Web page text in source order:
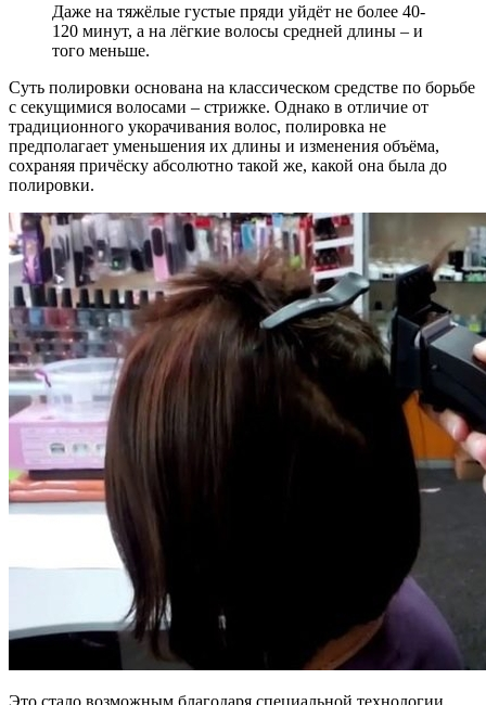
Даже на тяжёлые густые пряди уйдёт не более 40-
120 минут, а на лёгкие волосы средней длины – и
того меньше.
Суть полировки основана на классическом средстве по борьбе
с секущимися волосами – стрижке. Однако в отличие от
традиционного укорачивания волос, полировка не
предполагает уменьшения их длины и изменения объёма,
сохраняя причёску абсолютно такой же, какой она была до
полировки.
Это стало возможным благодаря специальной технологии,